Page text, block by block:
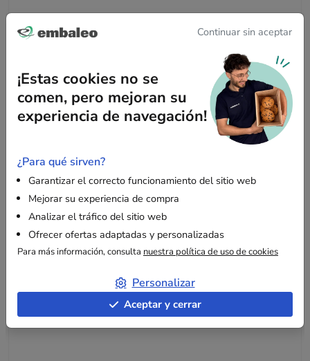
: El canal doble proporciona
una protección excepcional para productos
voluminosos y frágiles.
Gran capacidad
: Ideal para transportar objetos
voluminosos como juguetes, material industrial,
electrodomésticos, etc. También es apta paraenvíos
postales, donde puede contener uno o dos objetos.
Tolerancia dimensional: Una variación de 1 cm
puede afectar las dimensiones indicadas.
Aplicaciones recomendadas
Perfecta para mudanzas, almacenamiento de objetos
grandes o envíos en grandes cantidades. Su solidez
garantiza la seguridad de sus mercancías durante el
transporte.
Continuar sin aceptar
¡Estas cookies no se
comen, pero mejoran su
experiencia de navegación!
¿Para qué sirven?
Garantizar el correcto funcionamiento del sitio web
Mejorar su experiencia de compra
Analizar el tráfico del sitio web
Ofrecer ofertas adaptadas y personalizadas
Para más información, consulta nuestra política de uso de cookies
Personalizar
Aceptar y cerrar